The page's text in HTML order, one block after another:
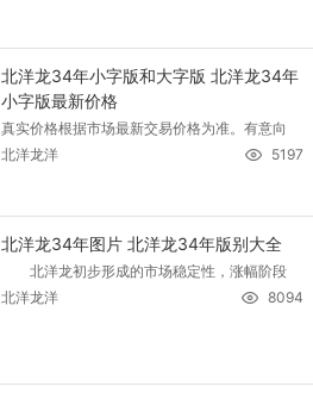
北洋龙34年小字版和大字版 北洋龙34年
小字版最新价格
真实价格根据市场最新交易价格为准。有意向
北洋龙洋
5197
北洋龙34年图片 北洋龙34年版别大全
北洋龙初步形成的市场稳定性，涨幅阶段
北洋龙洋
8094